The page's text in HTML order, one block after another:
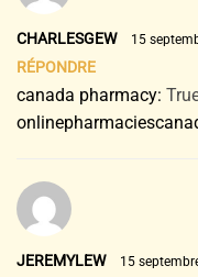
CHARLESGEW 15
RÉPONDRE
canada pharmacy:
JEREMYLEW 15